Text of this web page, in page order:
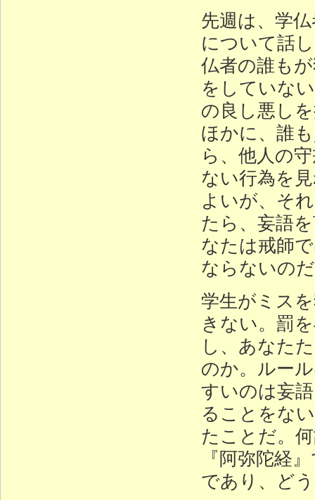
先週は、学
について話
仏者の誰も
をしていな
の良し悪し
ほかに、誰
ら、他人の
ない行為を
よいが、そ
たら、妄語
なたは戒師
ならないの
学生がミス
きない。罰
し、あなた
のか。ルー
すいのは妄
ることをな
たことだ。
『阿弥陀経
であり、ど